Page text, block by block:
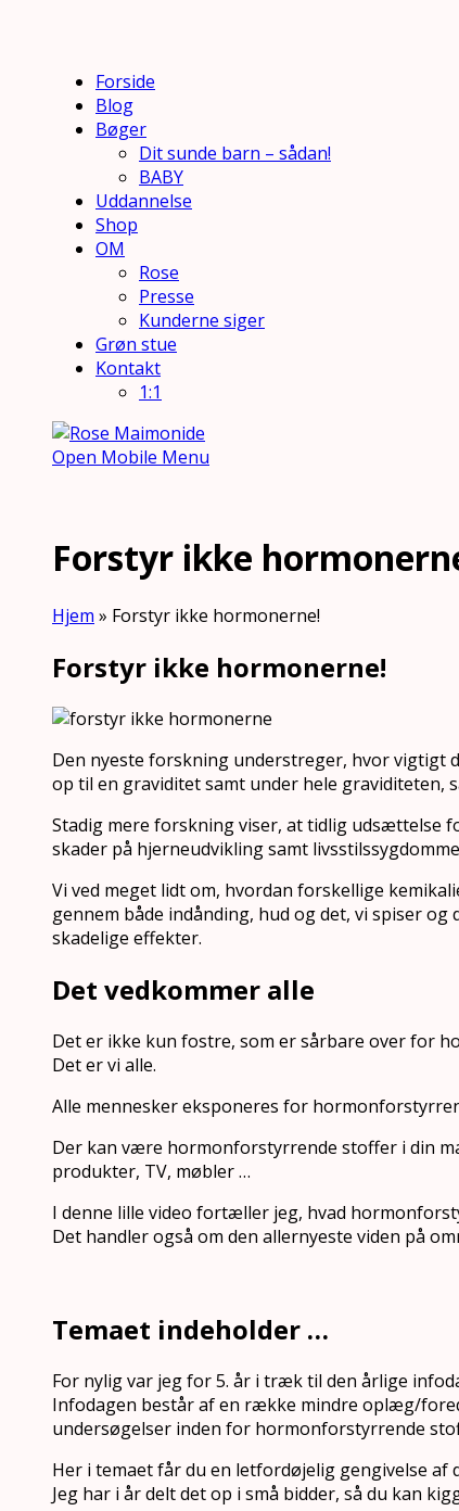
Forside
Blog
Bøger
Dit sunde barn – sådan!
BABY
Uddannelse
Shop
OM
Rose
Presse
Kunderne siger
Grøn stue
Kontakt
1:1
Open Mobile Menu
Forstyr ikke
Hjem » Forstyr ikke hormonerne!
Forstyr ikke hormonerne!
Den nyeste forskning understreger, hvor
op til en graviditet samt under hele
Stadig mere forskning viser, at tidlig udsættelse
skader på hjerneudvikling samt
Vi ved meget lidt om, hvordan forskellige
gennem både indånding, hud og det, vi spiser
skadelige effekter.
Det vedkommer alle
Det er ikke kun fostre, som er sårbare over for
Det er vi alle.
Alle mennesker eksponeres for
Der kan være hormonforstyrrende stoffer i din
produkter, TV, møbler …
I denne lille video fortæller jeg, hvad
Det handler også om den allernyeste viden på
Temaet indeholder …
For nylig var jeg for 5. år i træk til den årlige
Infodagen består af en række mindre oplæg/
undersøgelser inden for hormonforstyrrende
Her i temaet får du en letfordøjelig gengivelse af
Jeg har i år delt det op i små bidder, så du kan